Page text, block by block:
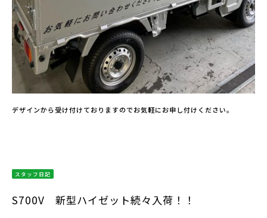
デザインから受け付けておりますのでお気軽にお申し付けください。
スタッフ日記
S700V 新型ハイゼット続々入荷！！